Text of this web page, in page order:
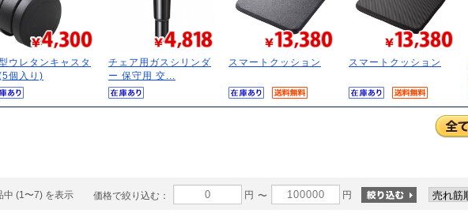
ウレタンキャスタ
個入り)
チェア用ガスシリンダ
ー 保守用 交...
スマートクッション スマートクッション
中 (1〜7) を表示 価格で絞り込む： 円 〜 円